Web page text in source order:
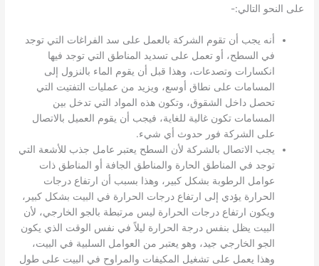
على النحو التالي:-
أنه يجب أن تقوم الشركة بالعمل على سد الفراغات التي توجد
في السطح، أو تعمل على تسديد المناطق التي توجد فيها
انكسارات وتصدعات، وهذا قبل أن يقوم الماء بالنزول إلى
المسامات على نطاق أوسع، ويزيد من عمليات التفتيت التي
تحصل داخل الشقوق، وتكون هذه المواد التي تدخل بين
المسامات تكون غالية للغاية، فيجب أن يقوم العميل بالاتصال
على الشركة فور حدوث أي شيء.
يجب الاتصال بالشركة لأن السطح يعتبر عامل جذب للأشعة التي
توجد في المناطق الحارة والمناطق الجافة أو المناطق ذات
عوامل الرطوبة بشكل كبير، وهذا بسبب أن ارتفاع درجات
الحرارة يؤدي إلى ارتفاع درجات الحرارة في البيت بشكل كبير،
ويكون ارتفاع درجات الحرارة ليس مرتبطة بالجو الخارجي، لأن
البيت يظل بنفس درجة الحرارة ليلاً في نفس الوقت الذي يكون
الجو الخارجي جيد، وهو يعتبر من العوامل السلبية في البيت،
وهذا يعمل على تشغيل المكيفات والمراوح في البيت على طول